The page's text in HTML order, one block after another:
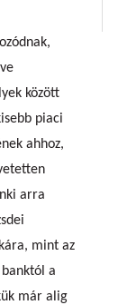
között
piaci
ahhoz,
arra
mint az
a
már alig